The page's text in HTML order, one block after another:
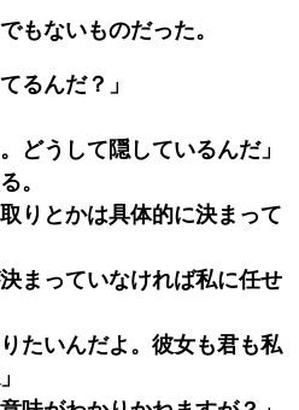
もないものだった。
るんだ？」
うして隠しているんだ」
。
りとかは具体的に決まって
まっていなければ私に任せ
たいんだよ。彼女も君も私